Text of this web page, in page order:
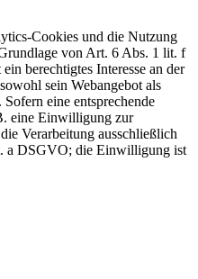
Cookies und die Nutzung
von Art. 6 Abs. 1 lit. f
berechtigtes Interesse an der
sein Webangebot als
eine entsprechende
eine Einwilligung zur
Verarbeitung ausschließlich
a DSGVO; die Einwilligung ist